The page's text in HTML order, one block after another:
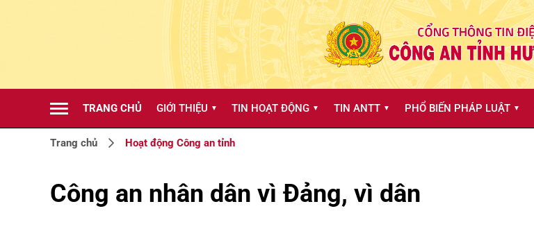
TRANG CHỦ GIỚI THIỆU ▼ TIN HOẠT ĐỘNG ▼ TIN ANTT ▼ PHỔ BIẾN PHÁP LUẬT ▼
Trang chủ Hoạt động Công an tỉnh
Công an nhân dân vì Đảng, vì dân